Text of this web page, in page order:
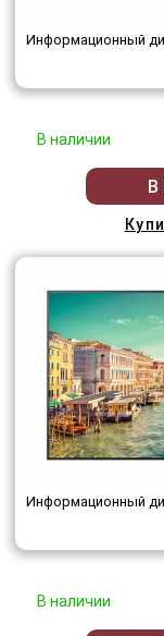
Информационный
В наличии
В
Информационный
В наличии